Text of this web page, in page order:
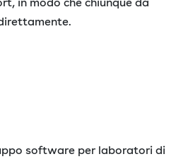
in modo che chiunque da
software per laboratori di